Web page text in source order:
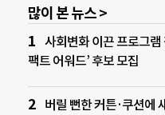
많이 본 뉴스 >
사회변화 이끈 프로그
팩트 어워드’ 후보 모집
버릴 뻔한 커튼·쿠션에